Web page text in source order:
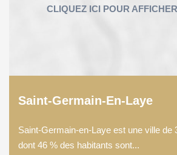
Saint-Germain-En-Laye
Saint-Germain-en-Laye est une ville de
dont 46 % des habitants sont...